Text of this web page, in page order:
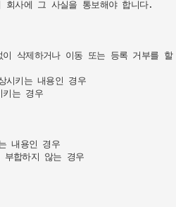
사에 그 사실을 통보해야 합니다.
삭제하거나 이동 또는 등록 거부를
시키는 내용인 경우
키는 경우
내용인 경우
합하지 않는 경우